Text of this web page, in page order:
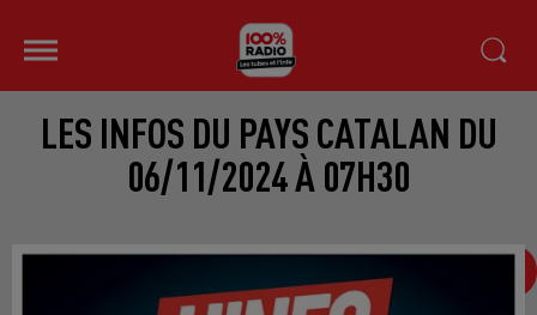
LES INFOS DU PAYS CATALAN DU
06/11/2024 À 07H30